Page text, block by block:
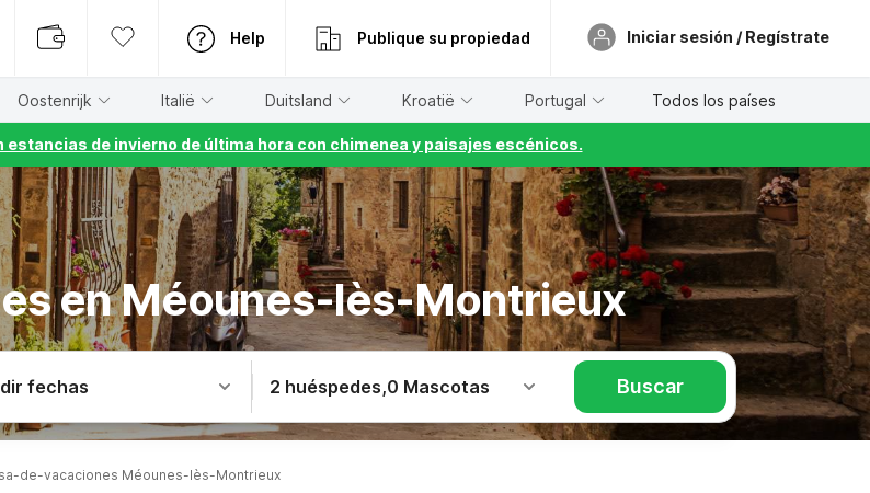
Help Publique su propiedad Iniciar sesión / Regístrate
Oostenrijk Italië Duitsland Kroatië Portugal Todos los países
estancias de invierno de última hora con chimenea y paisajes escénicos.
en Méounes-lès-Montrieux
fechas 2 huéspedes,0 Mascotas Buscar
de-vacaciones Méounes-lès-Montrieux